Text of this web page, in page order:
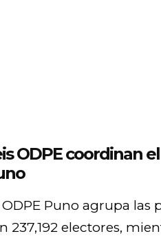
ODPE coordinan
ODPE Puno agrupa las
237,192 electores,